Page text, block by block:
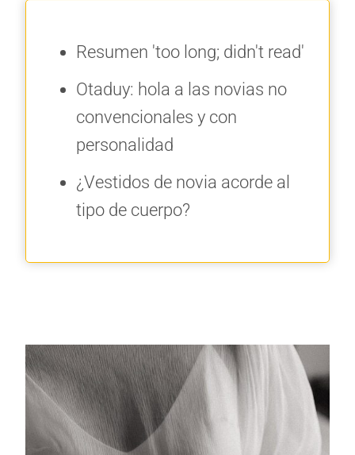
Resumen 'too long; didn't read'
Otaduy: hola a las novias no
convencionales y con
personalidad
¿Vestidos de novia acorde al
tipo de cuerpo?